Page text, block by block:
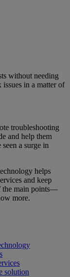
without needing
in a matter of
troubleshooting
and help them
a surge in
helps
and keep
the main points—
more.
solution